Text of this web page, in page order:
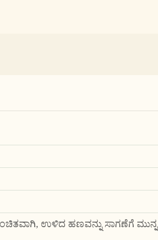
ಉಳಿದ ಹಣವನ್ನು ಸಾಗಣೆಗೆ ಮುನ್ನ